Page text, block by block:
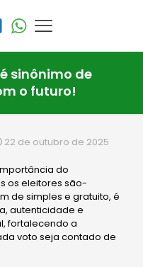
sinônimo de
o futuro!
22 de outubro de 2025
do
os eleitores são-
de simples e gratuito, é
autenticidade e
fortalecendo a
voto seja contado de